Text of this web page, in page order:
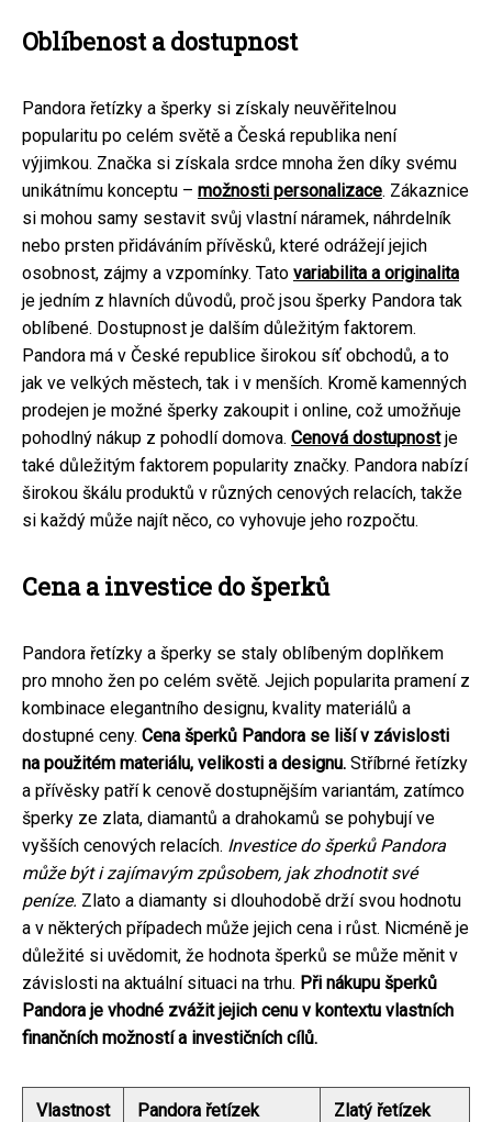
Oblíbenost a dostupnost
Pandora řetízky a šperky si získaly neuvěřitelnou
popularitu po celém světě a Česká republika není
výjimkou. Značka si získala srdce mnoha žen díky svému
unikátnímu konceptu – možnosti personalizace. Zákaznice
si mohou samy sestavit svůj vlastní náramek, náhrdelník
nebo prsten přidáváním přívěsků, které odrážejí jejich
osobnost, zájmy a vzpomínky. Tato variabilita a originalita
je jedním z hlavních důvodů, proč jsou šperky Pandora tak
oblíbené. Dostupnost je dalším důležitým faktorem.
Pandora má v České republice širokou síť obchodů, a to
jak ve velkých městech, tak i v menších. Kromě kamenných
prodejen je možné šperky zakoupit i online, což umožňuje
pohodlný nákup z pohodlí domova. Cenová dostupnostje
také důležitým faktorem popularity značky. Pandora nabízí
širokou škálu produktů v různých cenových relacích, takže
si každý může najít něco, co vyhovuje jeho rozpočtu.
Cena a investice do šperků
Pandora řetízky a šperky se staly oblíbeným doplňkem
pro mnoho žen po celém světě. Jejich popularita pramení z
kombinace elegantního designu, kvality materiálů a
dostupné ceny. Cena šperků Pandora se liší v závislosti
na použitém materiálu, velikosti a designu. Stříbrné řetízky
a přívěsky patří k cenově dostupnějším variantám, zatímco
šperky ze zlata, diamantů a drahokamů se pohybují ve
vyšších cenových relacích. Investice do šperků Pandora
může být i zajímavým způsobem, jak zhodnotit své
peníze. Zlato a diamanty si dlouhodobě drží svou hodnotu
a v některých případech může jejich cena i růst. Nicméně je
důležité si uvědomit, že hodnota šperků se může měnit v
závislosti na aktuální situaci na trhu. Při nákupu šperků
Pandora je vhodné zvážit jejich cenu v kontextu vlastních
finančních možností a investičních cílů.
Vlastnost Pandora řetízek Zlatý řetízek